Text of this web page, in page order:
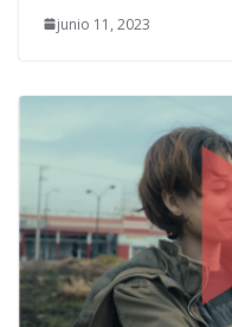
junio 11, 2023